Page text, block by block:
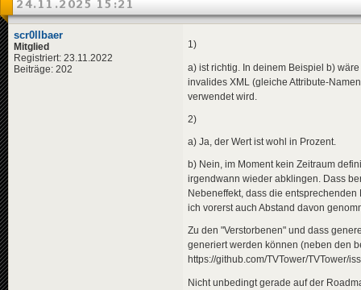
24.11.2025 15:21
scr0llbaer
Mitglied
Registriert: 23.11.2022
Beiträge: 202
1)
a) ist richtig. In deinem Beispiel b) wäre
invalides XML (gleiche Attribute-
verwendet wird.
2)
a) Ja, der Wert ist wohl in Prozent.
b) Nein, im Moment kein Zeitraum
irgendwann wieder abklingen. Dass
Nebeneffekt, dass die
ich vorerst auch Abstand davon
Zu den "Verstorbenen" und dass
generiert werden können (neben den
https://github.com/TVTower/TVTower/
Nicht unbedingt gerade auf der